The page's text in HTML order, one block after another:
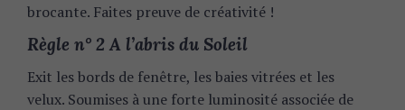
brocante. Faites preuve de créativité !
Règle n° 2 A l’abris du Soleil
Exit les bords de fenêtre, les baies vitrées et les
velux. Soumises à une forte luminosité associée de